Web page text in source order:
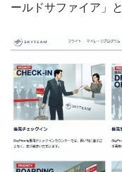
ールドサファイア」